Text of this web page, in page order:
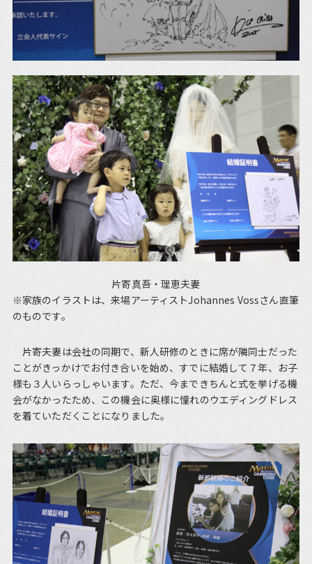
片寄真吾・理恵夫妻
※家族のイラストは、来場アーティストJohannes Vossさん直筆
のものです。
片寄夫妻は会社の同期で、新人研修のときに席が隣同士だった
ことがきっかけでお付き合いを始め、すでに結婚して７年、お子
様も３人いらっしゃいます。ただ、今まできちんと式を挙げる機
会がなかったため、この機会に奥様に憧れのウエディングドレス
を着ていただくことになりました。